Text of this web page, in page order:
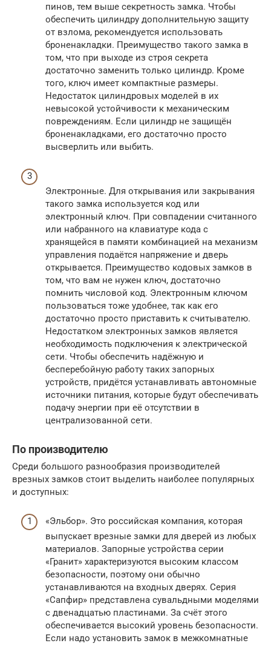
пинов, тем выше секретность замка. Чтобы
обеспечить цилиндру дополнительную защиту
от взлома, рекомендуется использовать
броненакладки. Преимущество такого замка в
том, что при выходе из строя секрета
достаточно заменить только цилиндр. Кроме
того, ключ имеет компактные размеры.
Недостаток цилиндровых моделей в их
невысокой устойчивости к механическим
повреждениям. Если цилиндр не защищён
броненакладками, его достаточно просто
высверлить или выбить.
Электронные. Для открывания или закрывания
такого замка используется код или
электронный ключ. При совпадении считанного
или набранного на клавиатуре кода с
хранящейся в памяти комбинацией на механизм
управления подаётся напряжение и дверь
открывается. Преимущество кодовых замков в
том, что вам не нужен ключ, достаточно
помнить числовой код. Электронным ключом
пользоваться тоже удобнее, так как его
достаточно просто приставить к считывателю.
Недостатком электронных замков является
необходимость подключения к электрической
сети. Чтобы обеспечить надёжную и
бесперебойную работу таких запорных
устройств, придётся устанавливать автономные
источники питания, которые будут обеспечивать
подачу энергии при её отсутствии в
централизованной сети.
По производителю
Среди большого разнообразия производителей
врезных замков стоит выделить наиболее популярных
и доступных:
«Эльбор». Это российская компания, которая
выпускает врезные замки для дверей из любых
материалов. Запорные устройства серии
«Гранит» характеризуются высоким классом
безопасности, поэтому они обычно
устанавливаются на входных дверях. Серия
«Сапфир» представлена сувальдными моделями
с двенадцатью пластинами. За счёт этого
обеспечивается высокий уровень безопасности.
Если надо установить замок в межкомнатные